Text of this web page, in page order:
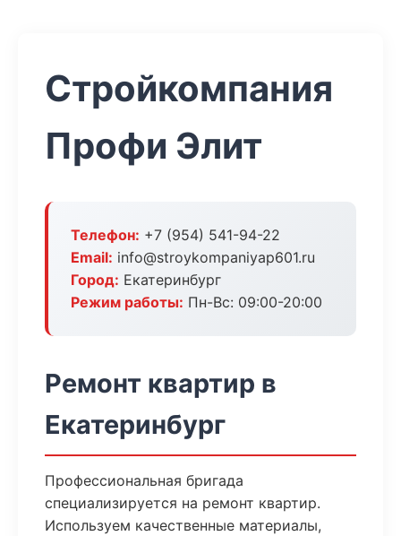
Стройкомпания
Профи Элит
Телефон: +7 (954) 541-94-22
Email: info@stroykompaniyap601.ru
Город: Екатеринбург
Режим работы: Пн-Вс: 09:00-20:00
Ремонт квартир в
Екатеринбург
Профессиональная бригада
специализируется на ремонт квартир.
Используем качественные материалы,